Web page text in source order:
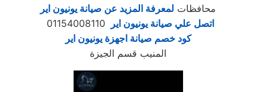
محافظات لمعرفة المزيد عن صيانة يونيون اير
اتصل علي صيانة يونيون اير
كود خصم صيانة اجهزة يونيون اير
المنيب قسم الجيزة